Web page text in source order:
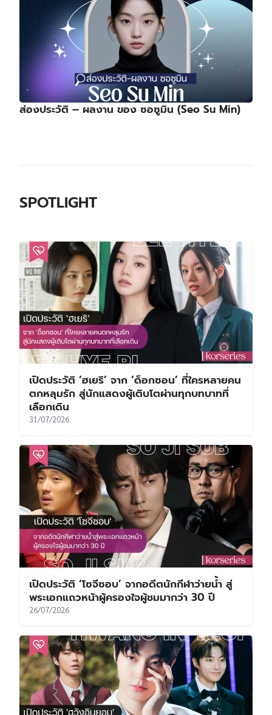
ส่องประวัติ – ผลงาน ของ ซอซูมิน (Seo Su Min)
SPOTLIGHT
เปิดประวัติ ‘ฮเยริ’ จาก ‘ด็อกซอน’ ที่ใครหลายคน
ตกหลุมรัก สู่นักแสดงผู้เติบโตผ่านทุกบทบาทที่
เลือกเดิน
31/07/2026
เปิดประวัติ ‘โซจีซอบ’ จากอดีตนักกีฬาว่ายน้ำ สู่
พระเอกแถวหน้าผู้ครองใจผู้ชมมากว่า 30 ปี
26/07/2026